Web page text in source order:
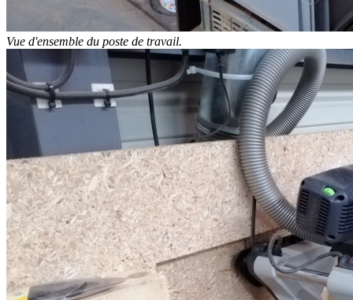
Vue d'ensemble du poste de travail.